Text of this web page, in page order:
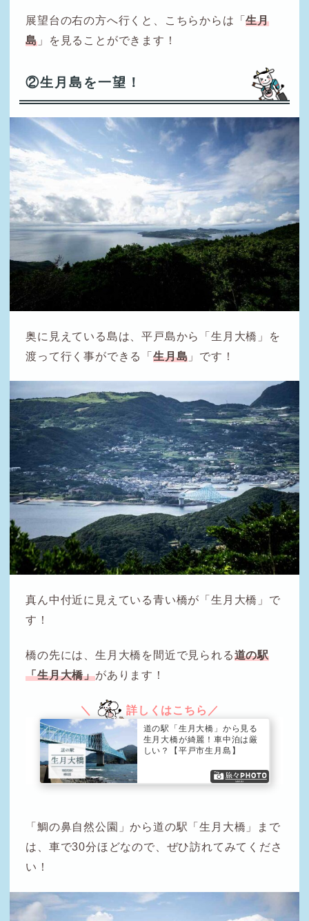
展望台の右の方へ行くと、こちらからは「生月
島 」を見ることができます！
②生月島を一望！
奥に見えている島は、平戸島から「生月大橋」を
渡って行く事ができる「生月島 」です！
真ん中付近に見えている青い橋が「生月大橋」で
す！
橋の先には、生月大橋を間近で見られる道の駅
「生月大橋」があります！
道の駅「生月大橋」から見る
生月大橋が綺麗！車中泊は厳
しい？【平戸市生月島】
「鯛の鼻自然公園」から道の駅「生月大橋」まで
は、車で30分ほどなので、ぜひ訪れてみてくださ
い！